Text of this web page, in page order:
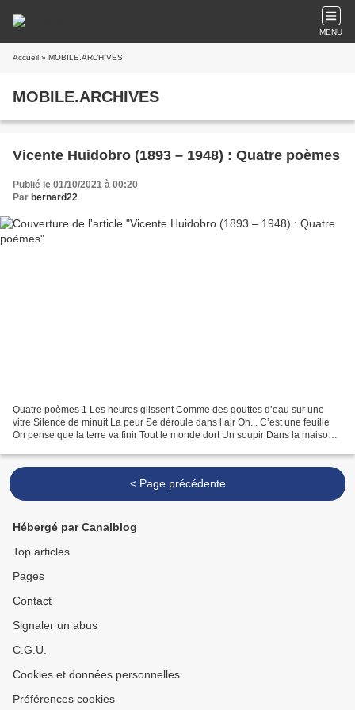
MENU
Accueil » MOBILE.ARCHIVES
MOBILE.ARCHIVES
Vicente Huidobro (1893 – 1948) : Quatre poèmes
Publié le 01/10/2021 à 00:20
Par bernard22
Quatre poèmes 1 Les heures glissent Comme des gouttes d’eau sur une
vitre Silence de minuit La peur Se déroule dans l’air Oh... C’est une feuille
On pense que la terre va finir Tout le monde dort Un soupir Dans la maison
< Page précédente
Hébergé par Canalblog
Top articles
Pages
Contact
Signaler un abus
C.G.U.
Cookies et données personnelles
Préférences cookies